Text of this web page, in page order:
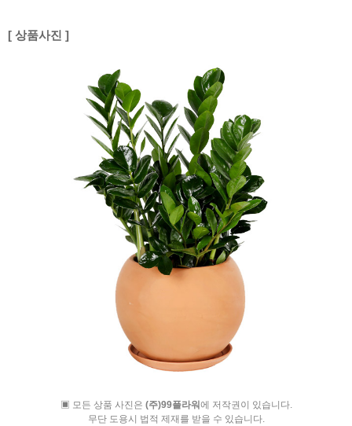
[ 상품사진 ]
▣ 모든 상품 사진은 (주)99플라워에 저작권이 있습니다.
무단 도용시 법적 제재를 받을 수 있습니다.